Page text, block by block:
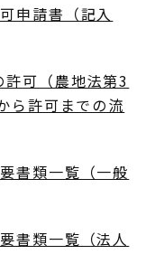
申請書（記入
可（農地法第3
ら許可までの流
書類一覧（一般
書類一覧（法人